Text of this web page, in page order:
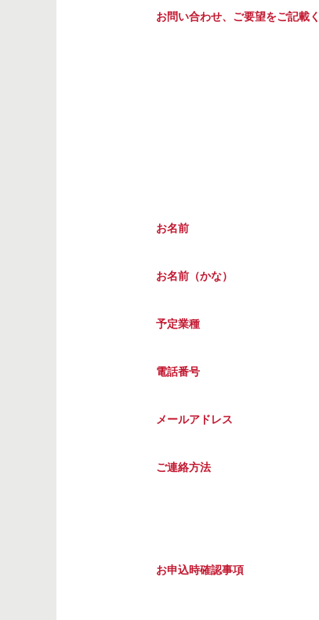
お問い合わせ、ご要望をご記載く
お名前
お名前（かな）
予定業種
電話番号
メールアドレス
ご連絡方法
お申込時確認事項